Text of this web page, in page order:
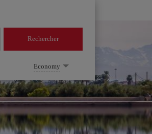
Rechercher
Economy